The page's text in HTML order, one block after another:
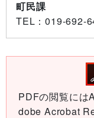
町民課
TEL ：019-692-
PDFの閲覧には
dobe Acrobat